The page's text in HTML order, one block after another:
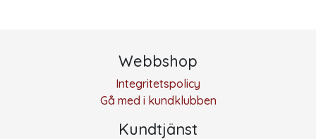
Webbshop
Integritetspolicy
Gå med i kundklubben
Kundtjänst